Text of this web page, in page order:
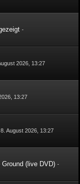
-
2026, 13:27
13:27
8. August 2026, 13:27
(live DVD) -